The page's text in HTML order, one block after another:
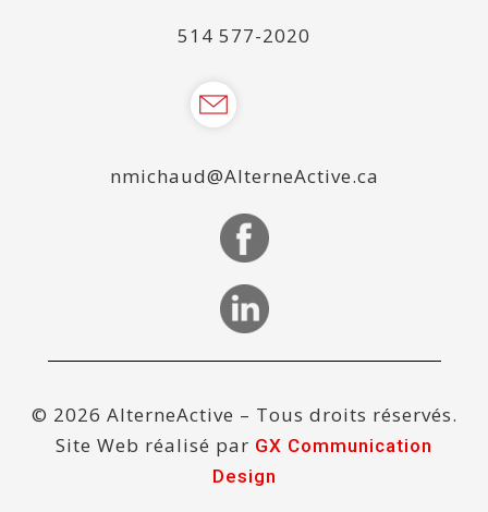
514 577-2020
nmichaud@AlterneActive.ca
© 2026 AlterneActive – Tous droits réservés.
Site Web réalisé par GX Communication
Design